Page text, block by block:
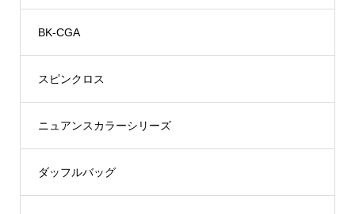
BK-CGA
スピンクロス
ニュアンスカラーシリーズ
ダッフルバッグ